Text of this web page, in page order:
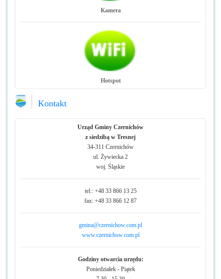
Kamera
Hotspot
Kontakt
Urząd Gminy Czernichów
z siedzibą w Tresnej
34-311 Czernichów
ul. Żywiecka 2
woj. Śląskie
tel.: +48 33 866 13 25
fax: +48 33 866 12 87
gmina@czernichow.com.pl
www.czernichow.com.pl
Godziny otwarcia urzędu:
Poniedziałek - Piątek